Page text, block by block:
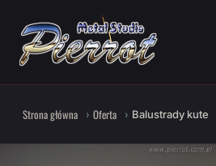
Strona główna Oferta Balustrady kute